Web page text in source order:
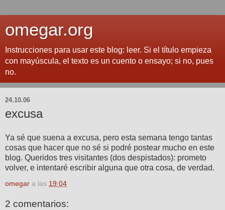
omegar.org
Instrucciones para usar este blog: leer. Si el título empieza
con mayúscula, el texto es un cuento o ensayo; si no, pues
no.
24.10.06
excusa
Ya sé que suena a excusa, pero esta semana tengo tantas
cosas que hacer que no sé si podré postear mucho en este
blog. Queridos tres visitantes (dos despistados): prometo
volver, e intentaré escribir alguna que otra cosa, de verdad.
omegar a las 19:04
2 comentarios: